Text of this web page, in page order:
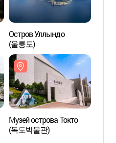
Остров Уллындо
(울릉도)
Музей острова Токто
(독도박물관)